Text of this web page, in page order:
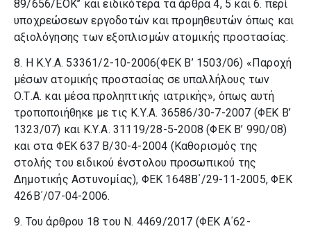
89/656/ΕΟΚ’’ και ειδικότερα τα άρθρα 4, 5 και 6. περί
υποχρεώσεων εργοδοτών και προμηθευτών όπως και
αξιολόγησης των εξοπλισμών ατομικής προστασίας.
8. Η Κ.Υ.Α. 53361/2-10-2006(ΦΕΚ Β’ 1503/06) «Παροχή
μέσων ατομικής προστασίας σε υπαλλήλους των
Ο.Τ.Α. και μέσα προληπτικής ιατρικής», όπως αυτή
τροποποιήθηκε με τις Κ.Υ.Α. 36586/30-7-2007 (ΦΕΚ Β’
1323/07) και Κ.Υ.Α. 31119/28-5-2008 (ΦΕΚ Β’ 990/08)
και στα ΦΕΚ 637 Β/30-4-2004 (Καθορισμός της
στολής του ειδικού ένστολου προσωπικού της
Δημοτικής Αστυνομίας), ΦΕΚ 1648Β΄/29-11-2005, ΦΕΚ
426Β΄/07-04-2006.
9. Του άρθρου 18 του Ν. 4469/2017 (ΦΕΚ Α΄62-